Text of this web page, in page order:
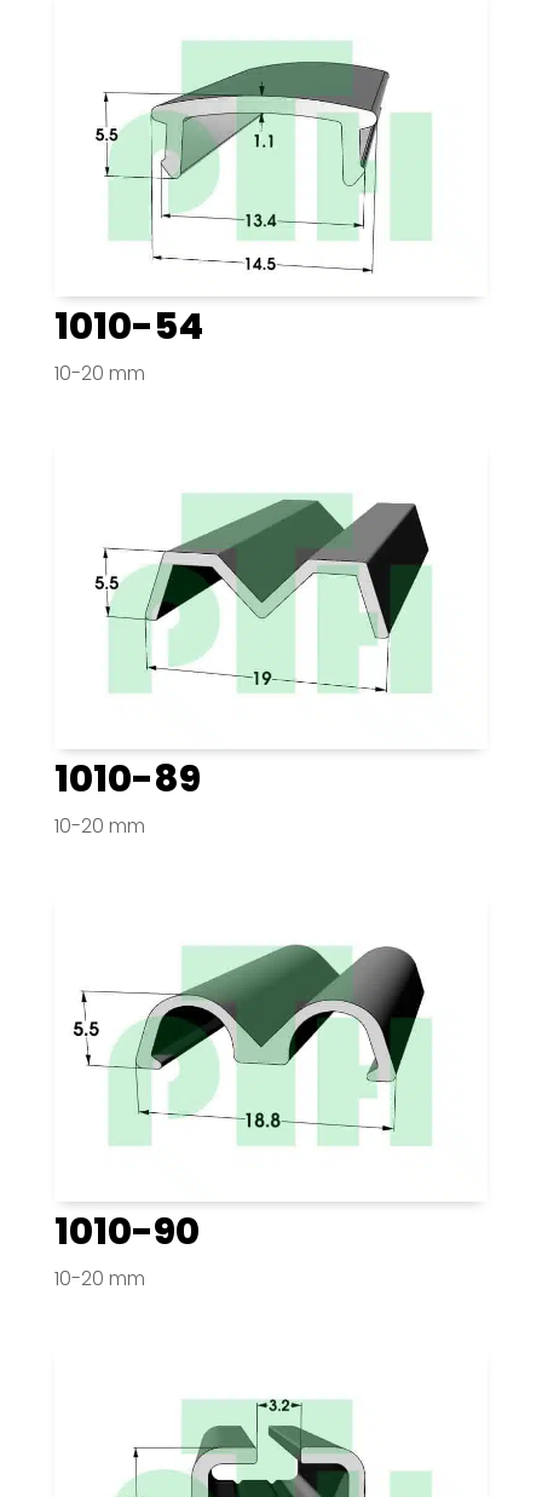
1010-54
10-20 mm
1010-89
10-20 mm
1010-90
10-20 mm